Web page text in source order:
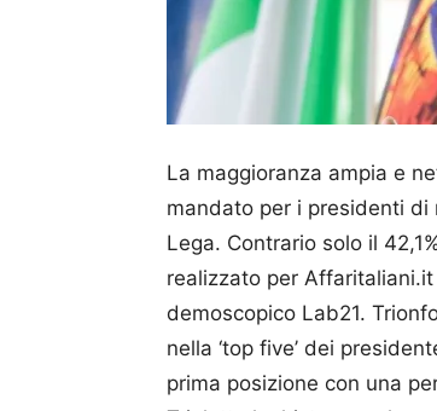
La maggioranza ampia e
mandato per i presidenti di
Lega. Contrario solo il
realizzato per
demoscopico Lab21.
nella ‘top five’ dei
prima posizione con una